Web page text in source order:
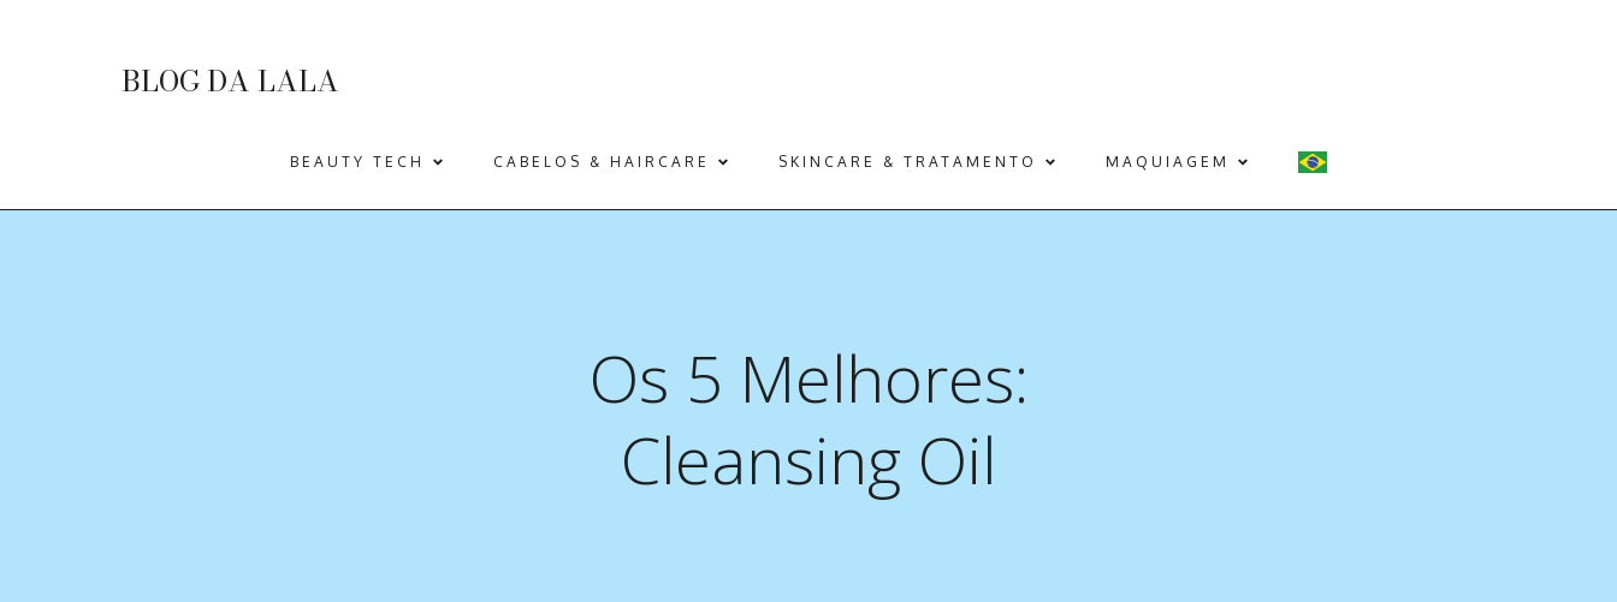
BLOG DA LALA
BEAUTY TECH CABELOS & HAIRCARE SKINCARE & TRATAMENTO MAQUIAGEM
Os 5 Melhores:
Cleansing Oil